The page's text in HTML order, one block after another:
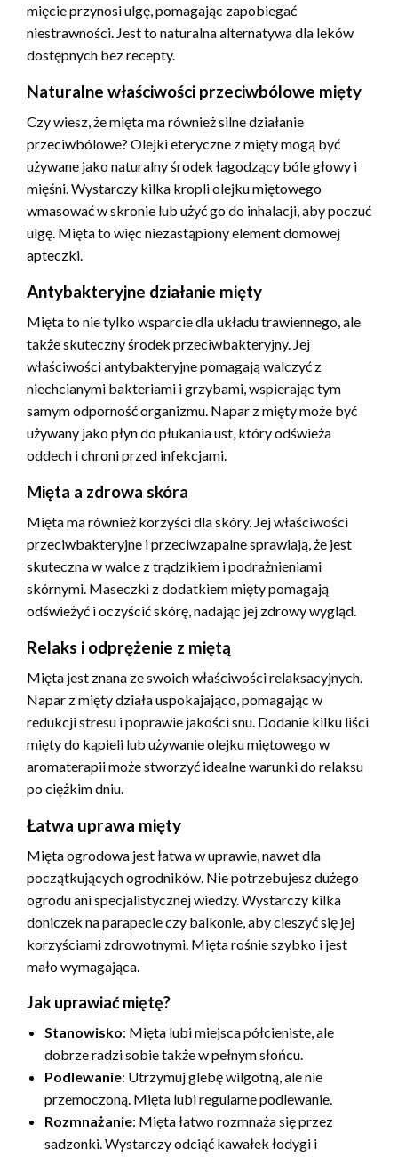
mięcie przynosi ulgę, pomagając zapobiegać
niestrawności. Jest to naturalna alternatywa dla leków
dostępnych bez recepty.
Naturalne właściwości przeciwbólowe mięty
Czy wiesz, że mięta ma również silne działanie
przeciwbólowe? Olejki eteryczne z mięty mogą być
używane jako naturalny środek łagodzący bóle głowy i
mięśni. Wystarczy kilka kropli olejku miętowego
wmasować w skronie lub użyć go do inhalacji, aby poczuć
ulgę. Mięta to więc niezastąpiony element domowej
apteczki.
Antybakteryjne działanie mięty
Mięta to nie tylko wsparcie dla układu trawiennego, ale
także skuteczny środek przeciwbakteryjny. Jej
właściwości antybakteryjne pomagają walczyć z
niechcianymi bakteriami i grzybami, wspierając tym
samym odporność organizmu. Napar z mięty może być
używany jako płyn do płukania ust, który odświeża
oddech i chroni przed infekcjami.
Mięta a zdrowa skóra
Mięta ma również korzyści dla skóry. Jej właściwości
przeciwbakteryjne i przeciwzapalne sprawiają, że jest
skuteczna w walce z trądzikiem i podrażnieniami
skórnymi. Maseczki z dodatkiem mięty pomagają
odświeżyć i oczyścić skórę, nadając jej zdrowy wygląd.
Relaks i odprężenie z miętą
Mięta jest znana ze swoich właściwości relaksacyjnych.
Napar z mięty działa uspokajająco, pomagając w
redukcji stresu i poprawie jakości snu. Dodanie kilku liści
mięty do kąpieli lub używanie olejku miętowego w
aromaterapii może stworzyć idealne warunki do relaksu
po ciężkim dniu.
Łatwa uprawa mięty
Mięta ogrodowa jest łatwa w uprawie, nawet dla
początkujących ogrodników. Nie potrzebujesz dużego
ogrodu ani specjalistycznej wiedzy. Wystarczy kilka
doniczek na parapecie czy balkonie, aby cieszyć się jej
korzyściami zdrowotnymi. Mięta rośnie szybko i jest
mało wymagająca.
Jak uprawiać miętę?
Stanowisko: Mięta lubi miejsca półcieniste, ale
dobrze radzi sobie także w pełnym słońcu.
Podlewanie: Utrzymuj glebę wilgotną, ale nie
przemoczoną. Mięta lubi regularne podlewanie.
Rozmnażanie: Mięta łatwo rozmnaża się przez
sadzonki. Wystarczy odciąć kawałek łodygi i